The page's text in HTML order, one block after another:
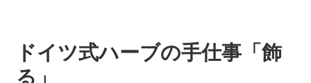
ドイツ式ハーブの手仕事「飾
る」